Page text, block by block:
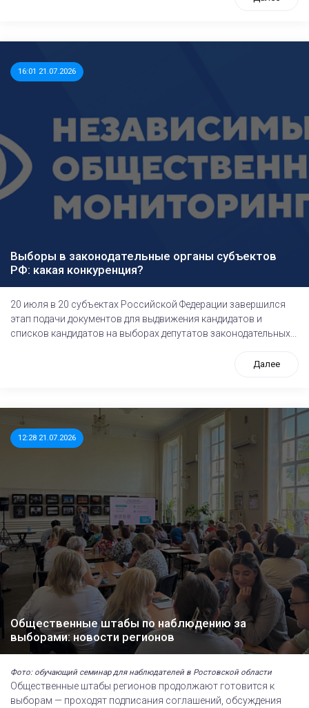
16:01 21.07.2026
Выборы в законодательные органы субъектов
РФ: какая конкуренция?
20 июля в 20 субъектах Российской Федерации завершился
этап подачи документов для выдвижения кандидатов и
списков кандидатов на выборах депутатов законодательных...
Далее
12:28 21.07.2026
Общественные штабы по наблюдению за
выборами: новости регионов
Фото: обучающий семинар для наблюдателей в Ростовской области
Общественные штабы регионов продолжают готовится к
выборам — проходят подписания соглашений, обсуждения